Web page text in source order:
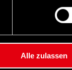
Alle zulassen